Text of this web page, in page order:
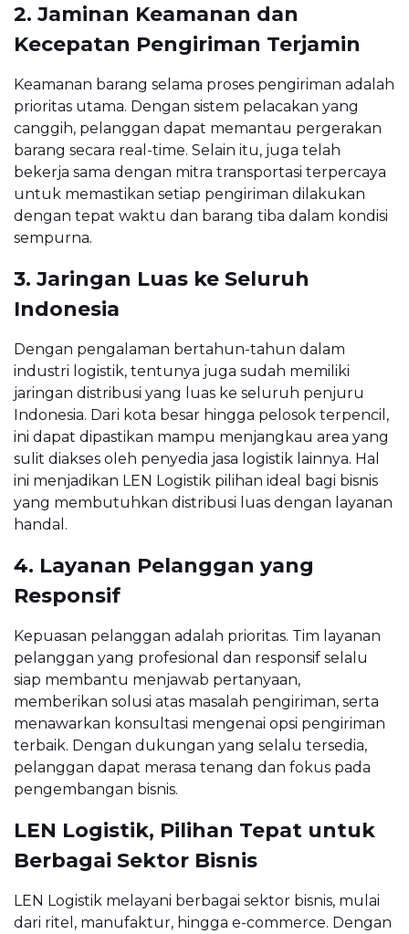
2. Jaminan Keamanan dan
Kecepatan Pengiriman Terjamin
Keamanan barang selama proses pengiriman adalah
prioritas utama. Dengan sistem pelacakan yang
canggih, pelanggan dapat memantau pergerakan
barang secara real-time. Selain itu, juga telah
bekerja sama dengan mitra transportasi terpercaya
untuk memastikan setiap pengiriman dilakukan
dengan tepat waktu dan barang tiba dalam kondisi
sempurna.
3. Jaringan Luas ke Seluruh
Indonesia
Dengan pengalaman bertahun-tahun dalam
industri logistik, tentunya juga sudah memiliki
jaringan distribusi yang luas ke seluruh penjuru
Indonesia. Dari kota besar hingga pelosok terpencil,
ini dapat dipastikan mampu menjangkau area yang
sulit diakses oleh penyedia jasa logistik lainnya. Hal
ini menjadikan LEN Logistik pilihan ideal bagi bisnis
yang membutuhkan distribusi luas dengan layanan
handal.
4. Layanan Pelanggan yang
Responsif
Kepuasan pelanggan adalah prioritas. Tim layanan
pelanggan yang profesional dan responsif selalu
siap membantu menjawab pertanyaan,
memberikan solusi atas masalah pengiriman, serta
menawarkan konsultasi mengenai opsi pengiriman
terbaik. Dengan dukungan yang selalu tersedia,
pelanggan dapat merasa tenang dan fokus pada
pengembangan bisnis.
LEN Logistik, Pilihan Tepat untuk
Berbagai Sektor Bisnis
LEN Logistik melayani berbagai sektor bisnis, mulai
dari ritel, manufaktur, hingga e-commerce. Dengan